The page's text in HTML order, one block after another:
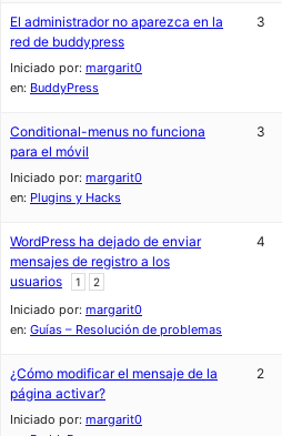
El administrador no aparezca en la
red de buddypress
Iniciado por: margarit0
en: BuddyPress
3
Conditional-menus no funciona
para el móvil
Iniciado por: margarit0
en: Plugins y Hacks
3
WordPress ha dejado de enviar
mensajes de registro a los
usuarios
1 2
Iniciado por: margarit0
en: Guías – Resolución de problemas
4
¿Cómo modificar el mensaje de la
página activar?
Iniciado por: margarit0
2